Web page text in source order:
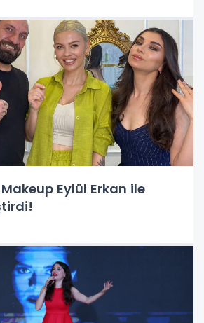
Eylül Erkan ile